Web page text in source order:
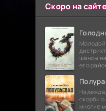
Скоро на
Молодой
шансы
его
скорби
многие